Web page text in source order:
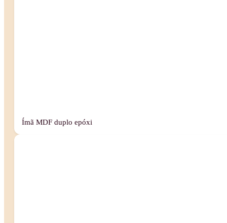
Ímã MDF duplo epóxi